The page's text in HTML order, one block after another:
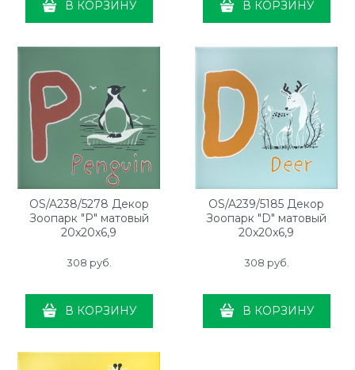
В КОРЗИНУ В КОРЗИНУ
OS/A238/5278 Декор
Зоопарк "P" матовый
20x20x6,9
308 руб.
В КОРЗИНУ
OS/A239/5185 Декор
Зоопарк "D" матовый
20x20x6,9
308 руб.
В КОРЗИНУ